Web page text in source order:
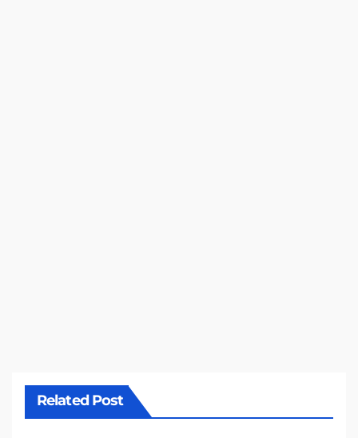
Related Post